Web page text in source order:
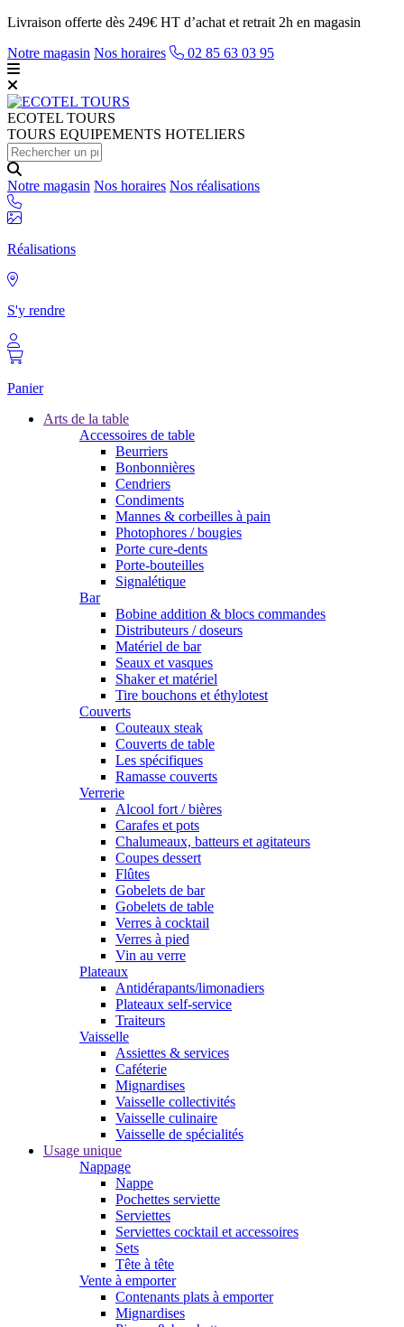
Livraison offerte dès 249€ HT d’achat et retrait 2h en magasin
Notre magasin Nos horaires 02 85 63 03 95
ECOTEL TOURS
TOURS EQUIPEMENTS HOTELIERS
Notre magasin Nos horaires Nos réalisations
Réalisations
S'y rendre
Panier
Arts de la table
Accessoires de table
Beurriers
Bonbonnières
Cendriers
Condiments
Mannes & corbeilles à pain
Photophores / bougies
Porte cure-dents
Porte-bouteilles
Signalétique
Bar
Bobine addition & blocs commandes
Distributeurs / doseurs
Matériel de bar
Seaux et vasques
Shaker et matériel
Tire bouchons et éthylotest
Couverts
Couteaux steak
Couverts de table
Les spécifiques
Ramasse couverts
Verrerie
Alcool fort / bières
Carafes et pots
Chalumeaux, batteurs et agitateurs
Coupes dessert
Flûtes
Gobelets de bar
Gobelets de table
Verres à cocktail
Verres à pied
Vin au verre
Plateaux
Antidérapants/limonadiers
Plateaux self-service
Traiteurs
Vaisselle
Assiettes & services
Caféterie
Mignardises
Vaisselle collectivités
Vaisselle culinaire
Vaisselle de spécialités
Usage unique
Nappage
Nappe
Pochettes serviette
Serviettes
Serviettes cocktail et accessoires
Sets
Tête à tête
Vente à emporter
Contenants plats à emporter
Mignardises